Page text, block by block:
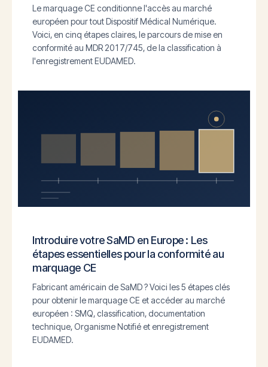
Le marquage CE conditionne l'accès au marché
européen pour tout Dispositif Médical Numérique.
Voici, en cinq étapes claires, le parcours de mise en
conformité au MDR 2017/745, de la classification à
l'enregistrement EUDAMED.
Introduire votre SaMD en Europe : Les
étapes essentielles pour la conformité au
marquage CE
Fabricant américain de SaMD ? Voici les 5 étapes clés
pour obtenir le marquage CE et accéder au marché
européen : SMQ, classification, documentation
technique, Organisme Notifié et enregistrement
EUDAMED.